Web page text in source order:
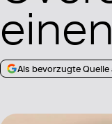
Als bevorzugte